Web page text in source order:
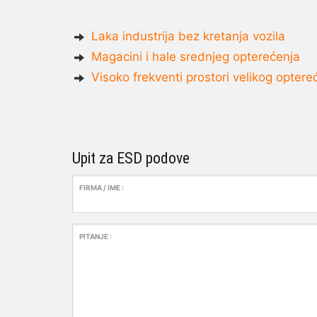
Laka industrija bez kretanja vozila
Magacini i hale srednjeg opterećenja
Visoko frekventi prostori velikog
Upit za ESD podove
FIRMA / IME :
PITANJE :